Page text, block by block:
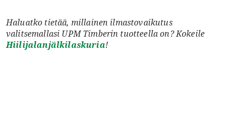
Haluatko tietää, millainen ilmastovaikutus
valitsemallasi UPM Timberin tuotteella on? Kokeile
Hiilijalanjälkilaskuria!